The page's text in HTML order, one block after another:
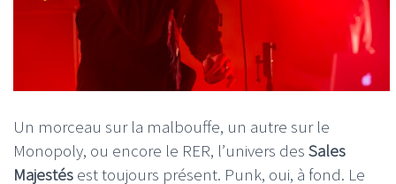
Un morceau sur la malbouffe, un autre sur le
Monopoly, ou encore le RER, l’univers des Sales
Majestés est toujours présent. Punk, oui, à fond. Le